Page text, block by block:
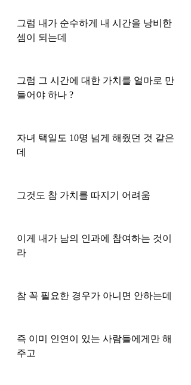
그럼 내가 순수하게 내 시간을 낭비한
셈이 되는데
그럼 그 시간에 대한 가치를 얼마로 만
들어야 하나 ?
자녀 택일도 10명 넘게 해줬던 것 같은
데
그것도 참 가치를 따지기 어려움
이게 내가 남의 인과에 참여하는 것이
라
참 꼭 필요한 경우가 아니면 안하는데
즉 이미 인연이 있는 사람들에게만 해
주고